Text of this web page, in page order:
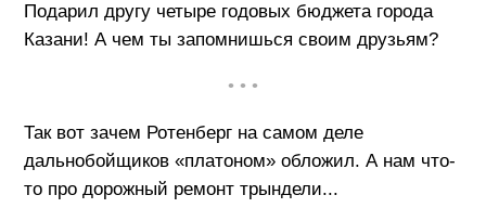
Подарил другу четыре годовых бюджета города
Казани! А чем ты запомнишься своим друзьям?
• • •
Так вот зачем Ротенберг на самом деле
дальнобойщиков «платоном» обложил. А нам что-
то про дорожный ремонт трындели...